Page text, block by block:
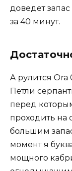
доведет
за 40 минут.
А рулится Ora
Петли
перед
проходить на
большим
момент я
мощного